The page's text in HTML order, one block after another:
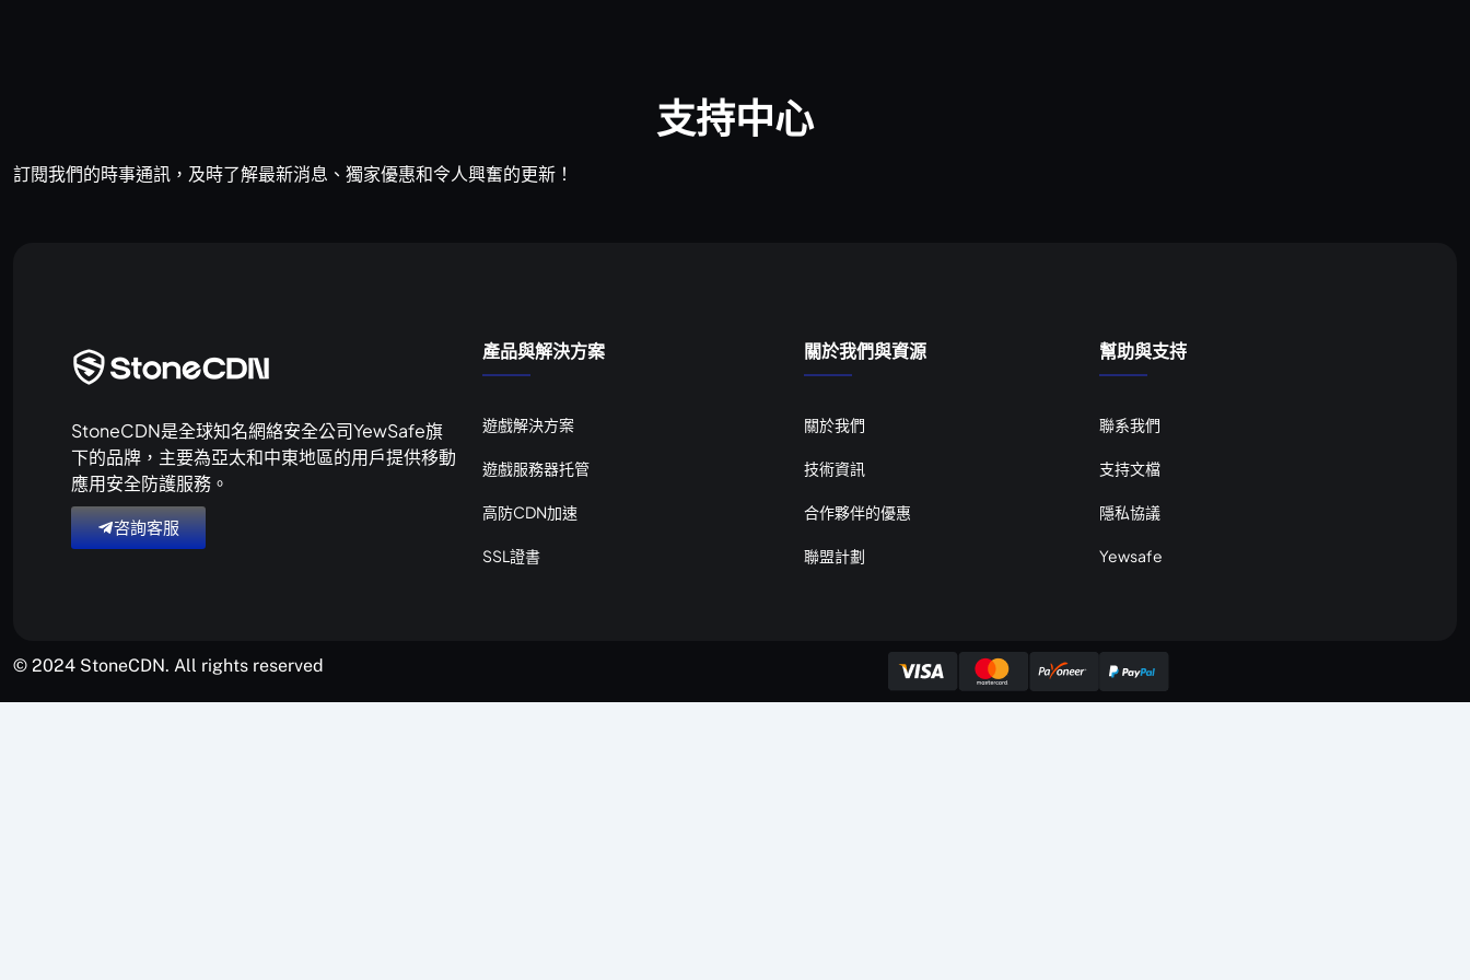
支持中心
訂閱我們的時事通訊，及時了解最新消息、獨家優惠和令人興奮的更新！
StoneCDN是全球知名網絡安全公司YewSafe旗
下的品牌，主要為亞太和中東地區的用戶提供移動
應用安全防護服務。
咨詢客服
產品與解決方案
遊戲解決方案
遊戲服務器托管
高防CDN加速
SSL證書
關於我們與資源
關於我們
技術資訊
合作夥伴的優惠
聯盟計劃
幫助與支持
聯系我們
支持文檔
隱私協議
Yewsafe
© 2024 StoneCDN. All rights reserved